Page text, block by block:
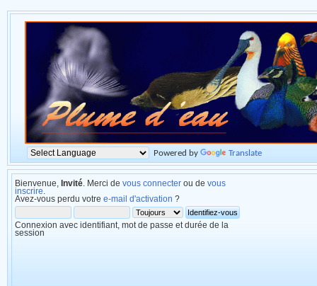
Powered by Translate
Bienvenue, Invité . Merci de vous connecter ou de vous
inscrire
Avez-vous perdu votre e-mail d'activation ?
Connexion avec identifiant, mot de passe et durée de la
session